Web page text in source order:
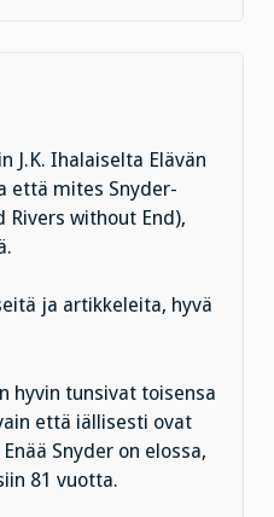
J.K. Ihalaiselta Elävän
että mites Snyder-
Rivers without End),
ja artikkeleita, hyvä
hyvin tunsivat toisensa
että iällisesti ovat
Snyder on elossa,
81 vuotta.